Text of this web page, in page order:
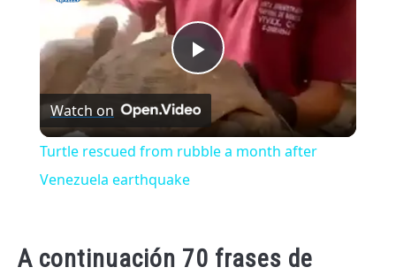
Play
Video
Watch on
Turtle rescued from rubble a month after
Venezuela earthquake
A continuación 70 frases de